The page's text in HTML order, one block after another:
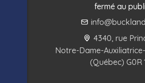
fermé au
4340, rue
Notre-Dame-
(Québec) G0R